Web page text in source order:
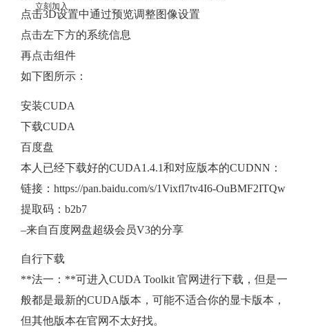
如
点击3D设置中通过预览调整图像设置
点击左下方的系统信息
再点击组件
如下图所示：
安装CUDA
下载CUDA
百度盘
本人已经下载好的CUDA1.4.1和对应版本的CUDNN：
链接：https://pan.baidu.com/s/1Vixfl7tv4I6-OuBMF2ITQw
提取码：b2b7
–来自百度网盘超级会员V3的分享
自行下载
**法一：**可进入CUDA Toolkit 官网进行下载，但是一
般都是最新的CUDA版本，可能不适合你的显卡版本，
但其他版本在官网不太好找。
立刻加入